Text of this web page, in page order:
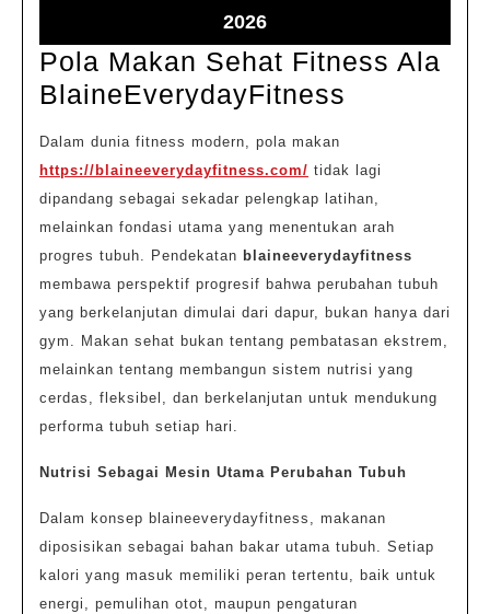
2026
2026Mei
5,
2026
Pola Makan Sehat Fitness Ala
BlaineEverydayFitness
Sehat
Fitness
Ala
Dalam dunia fitness modern, pola makan
https://blaineeverydayfitness.com/ tidak lagi
dipandang sebagai sekadar pelengkap latihan,
melainkan fondasi utama yang menentukan arah
progres tubuh. Pendekatan blaineeverydayfitness
membawa perspektif progresif bahwa perubahan tubuh
yang berkelanjutan dimulai dari dapur, bukan hanya dari
gym. Makan sehat bukan tentang pembatasan ekstrem,
melainkan tentang membangun sistem nutrisi yang
cerdas, fleksibel, dan berkelanjutan untuk mendukung
performa tubuh setiap hari.
Nutrisi Sebagai Mesin Utama Perubahan Tubuh
Dalam konsep blaineeverydayfitness, makanan
diposisikan sebagai bahan bakar utama tubuh. Setiap
kalori yang masuk memiliki peran tertentu, baik untuk
energi, pemulihan otot, maupun pengaturan